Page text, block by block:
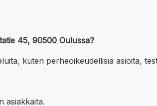
45, 90500 Oulussa?
kuten perheoikeudellisia asioita,
asiakkaita.